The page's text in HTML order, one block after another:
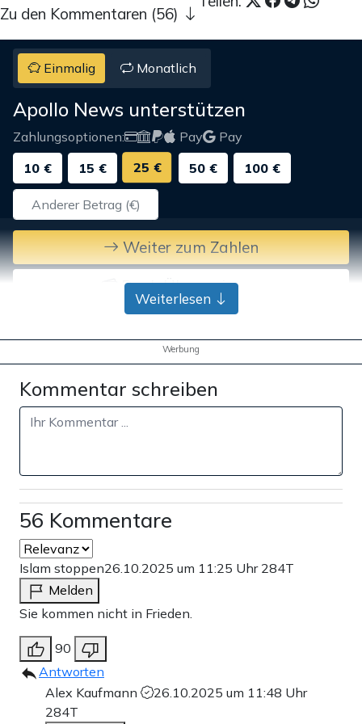
Zu den Kommentaren (56)
Einmalig Monatlich
Apollo News unterstützen
Zahlungsoptionen: Pay
Pay
10 €
15 € 25 € 50 € 100 €
Weiter zum Zahlen
Bank-Überweisung
Weiterlesen
Werbung
Kommentar schreiben
56 Kommentare
Islam stoppen26.10.2025 um 11:25 Uhr 284T
Melden
Sie kommen nicht in Frieden.
90
Antworten
Alex Kaufmann
26.10.2025 um 11:48 Uhr
284T